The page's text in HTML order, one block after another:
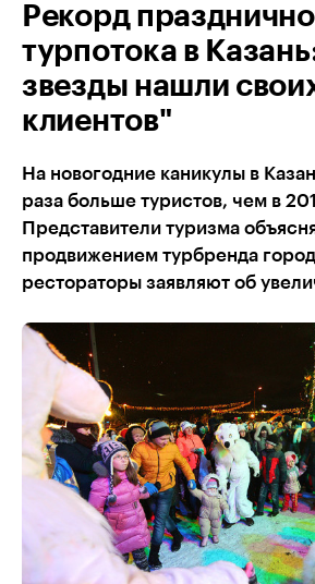
Рекорд
турпотока в
звезды нашли
клиентов"
На новогодние каникулы в
раза больше туристов, чем в
Представители туризма
продвижением турбренда
рестораторы заявляют об